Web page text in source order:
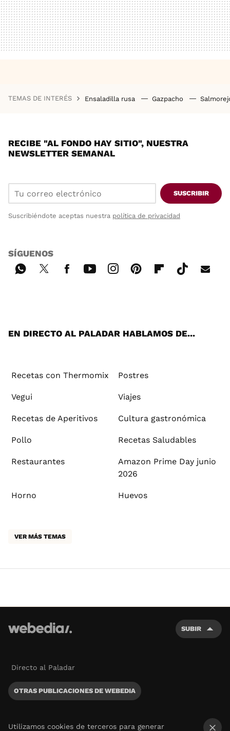
TEMAS DE INTERÉS Ensaladilla rusa Gazpacho
RECIBE "AL FONDO HAY SITIO", NUESTRA
NEWSLETTER SEMANAL
SUSCRIBIR
Suscribiéndote aceptas nuestra política de privacidad
SÍGUENOS
EN DIRECTO AL PALADAR HABLAMOS DE...
Recetas con Thermomix Postres
Vegui Viajes
Recetas de Aperitivos Cultura gastronómica
Pollo Recetas Saludables
Restaurantes
Amazon Prime Day junio
2026
Horno Huevos
VER MÁS TEMAS
SUBIR
Directo al Paladar
OTRAS PUBLICACIONES DE WEBEDIA
Utilizamos cookies de terceros para generar